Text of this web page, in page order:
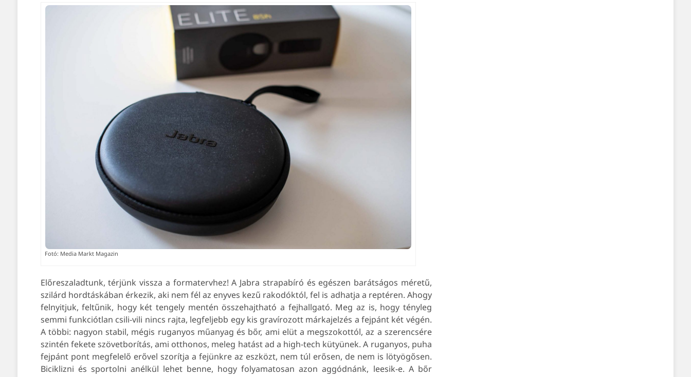
Fotó: Media Markt Magazin
Előreszaladtunk, térjünk vissza a formatervhez! A Jabra strapabíró és egészen barátságos méretű,
szilárd hordtáskában érkezik, aki nem fél az enyves kezű rakodóktól, fel is adhatja a reptéren. Ahogy
felnyitjuk, feltűnik, hogy két tengely mentén összehajtható a fejhallgató. Meg az is, hogy tényleg
semmi funkciótlan csili-vili nincs rajta, legfeljebb egy kis gravírozott márkajelzés a fejpánt két végén.
A többi: nagyon stabil, mégis ruganyos műanyag és bőr, ami elüt a megszokottól, az a szerencsére
szintén fekete szövetborítás, ami otthonos, meleg hatást ad a high-tech kütyünek. A ruganyos, puha
fejpánt pont megfelelő erővel szorítja a fejünkre az eszközt, nem túl erősen, de nem is lötyögősen.
Biciklizni és sportolni anélkül lehet benne, hogy folyamatosan azon aggódnánk, leesik-e. A bőr